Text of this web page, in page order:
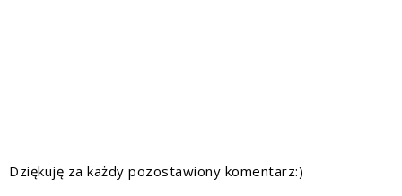
Dziękuję za każdy pozostawiony komentarz:)